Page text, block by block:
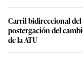
Carril bidireccional del
postergación del
de la ATU